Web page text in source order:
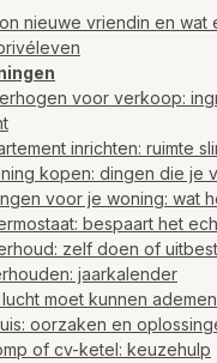
nieuwe vriendin en wat
voor verkoop:
inrichten: ruimte
kopen: dingen die je
voor je woning: wat
bespaart het
zelf doen of
jaarkalender
moet kunnen ademen
oorzaken en
of cv-ketel: keuzehulp